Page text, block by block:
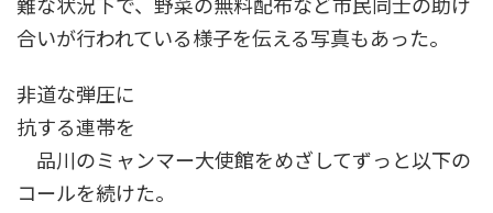
難な状況下で、野菜の無料配布など市民同士の助け
合いが行われている様子を伝える写真もあった。
非道な弾圧に
抗する連帯を
品川のミャンマー大使館をめざしてずっと以下の
コールを続けた。